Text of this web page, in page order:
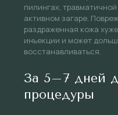
пилингах,
активном загаре.
раздраженная кожа
инъекции и может
восстанавливаться.
За 5–7 дней
процедуры